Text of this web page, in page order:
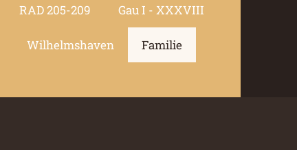
RAD 205-209 Gau I - XXXVIII
Wilhelmshaven Familie